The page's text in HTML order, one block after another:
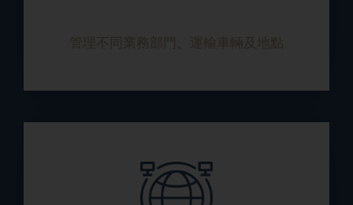
管理不同業務部門、運輸車輛及地點